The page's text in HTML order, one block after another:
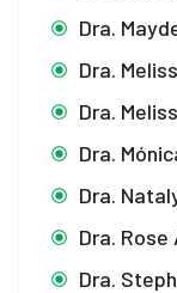
Dra.
Dra.
Dra.
Dra.
Dra.
Dra. Rose
Dra.